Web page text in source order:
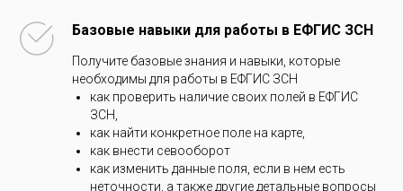
Базовые навыки для работы в ЕФГИС ЗСН
Получите базовые знания и навыки, которые
необходимы для работы в ЕФГИС ЗСН
как проверить наличие своих полей в ЕФГИС
ЗСН,
как найти конкретное поле на карте,
как внести севооборот
как изменить данные поля, если в нем есть
неточности, а также другие детальные вопросы